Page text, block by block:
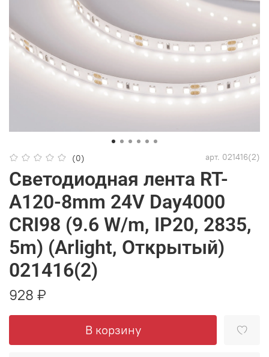
(0) арт. 021416(2)
Светодиодная лента RT-
A120-8mm 24V Day4000
CRI98 (9.6 W/m, IP20, 2835,
5m) (Arlight, Открытый)
021416(2)
928 ₽
В корзину